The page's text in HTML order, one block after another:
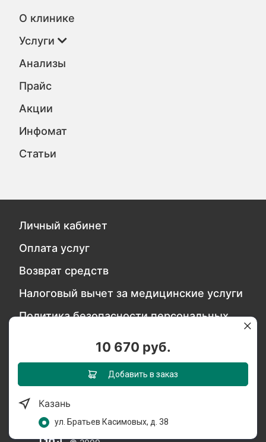
10 670 руб.
Добавить в заказ
Казань
ул. Братьев Касимовых, д. 38
О клинике
Услуги
Анализы
Прайс
Акции
Инфомат
Статьи
Личный кабинет
Оплата услуг
Возврат средств
Налоговый вычет за медицинские услуги
Политика безопасности персональных
Обратитесь в службу качества
Мы в социальных сетях: